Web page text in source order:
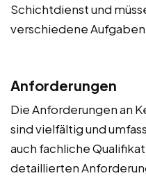
Schichtdienst und
verschiedene
Anforderungen
Die Anforderungen an
sind vielfältig und
auch fachliche
detaillierten